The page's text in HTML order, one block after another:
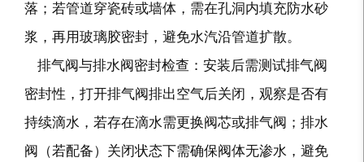
落；若管道穿瓷砖或墙体，需在孔洞内填充防水砂
浆，再用玻璃胶密封，避免水汽沿管道扩散。
排气阀与排水阀密封检查：安装后需测试排气阀
密封性，打开排气阀排出空气后关闭，观察是否有
持续滴水，若存在滴水需更换阀芯或排气阀；排水
阀（若配备）关闭状态下需确保阀体无渗水，避免